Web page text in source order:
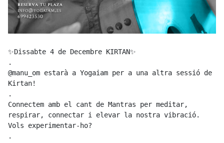
✨Dissabte 4 de Decembre KIRTAN✨
.
@manu_om estarà a Yogaiam per a una altra sessió de
Kirtan!
.
Connectem amb el cant de Mantras per meditar,
respirar, connectar i elevar la nostra vibració.
Vols experimentar-ho?
.